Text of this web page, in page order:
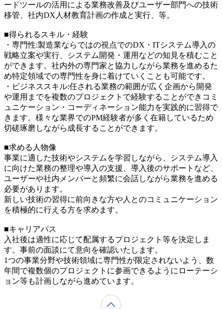
ードツールの活用による業務改善及びユーザー部門への技術
移管、社内DX人材教育計画の作成と実行、等。
■得られるスキル・経験
・専門性:製造業ならではの視点でのDX・ITシステム導入の
戦略立案や実行、システム開発・運用などの知見を積むこと
ができます。社内外の専門家と協力しながら業務を進めるた
め特定領域での専門性を身に着けていくことも可能です。
・ビジネススキル:任される業務の範囲が広く企画から開発
や運用までを複数のプロジェクトで経験することができコミ
ュニケーション・コーディネーション能力を実践的に習得で
きます。様々な業界でのPM経験者が多く在籍しているため
切磋琢磨しながら成長することができます。
■求める人物像
事業に適した技術やシステムを学習しながら、システム導入
に向けた業務の整理や導入の支援、導入後のサポートなど、
ユーザーや社内メンバーと頻繁に会話しながら業務を進める
必要があります。
新しい技術の習得に前向きな方や人とのコミュニケーション
を積極的に行える方を求めます。
■キャリアパス
入社後は適性に応じて配属するプロジェクト等を決定しま
す。事前の面談にて意向を確認いたします。
1つの事業分野や技術領域に専門性が限定されないよう、数
年間で複数個のプロジェクトに参画できるようにローテーシ
ョン等も計画しながら進めています。